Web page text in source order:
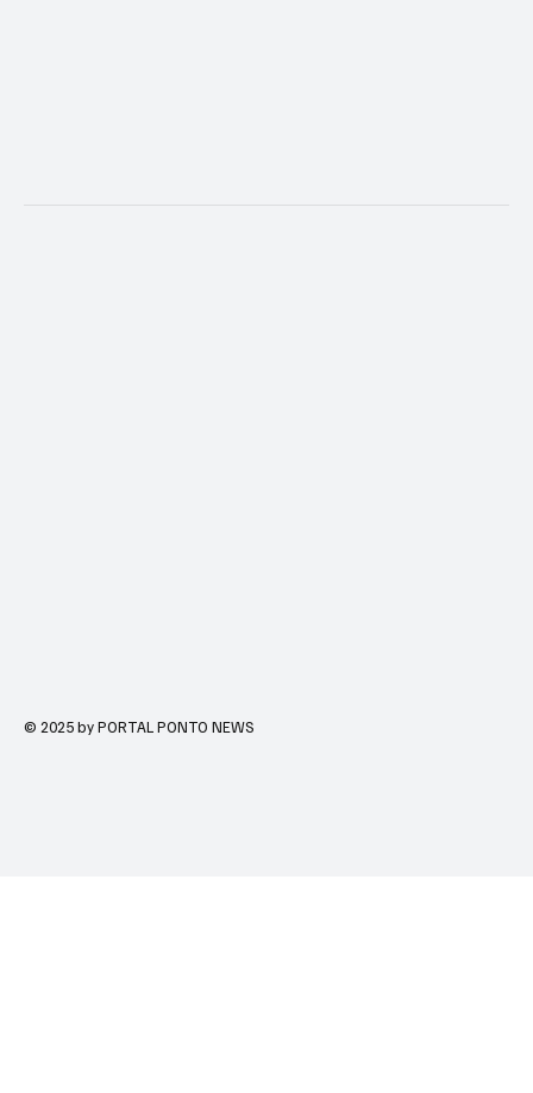
© 2025 by PORTAL PONTO NEWS